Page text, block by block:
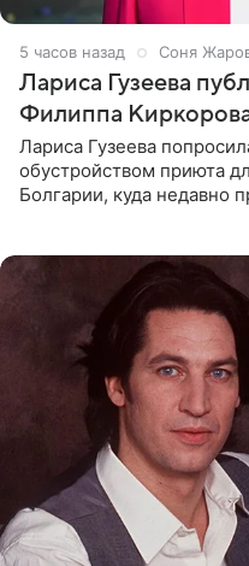
5 часов назад Соня
Лариса Гузеева
Филиппа
Лариса Гузеева
обустройством приюта
Болгарии, куда недавно